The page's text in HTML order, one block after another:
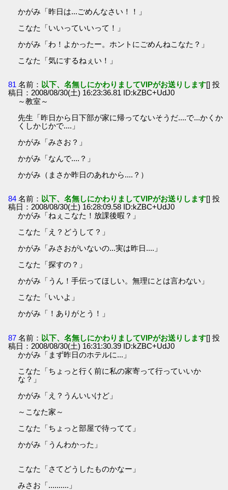
かがみ「昨日は...ごめんなさい！！」
こなた「いいっていいって！」
かがみ「わ！よかったー。ホントにごめんねこなた？」
こなた「気にするねぇい！」
81 名前： 以下、名無しにかわりましてVIPがお送りします[] 投
稿日：2008/08/30(土) 16:23:36.81 ID:kZBC+UdJ0
～教室～
先生「昨日から日下部が家に帰ってないそうだ....で...かくか
くしかじかで....」
かがみ「みさお？」
かがみ「なんで....？」
かがみ（まさか昨日のあれから....？）
84 名前： 以下、名無しにかわりましてVIPがお送りします[] 投
稿日：2008/08/30(土) 16:28:09.58 ID:kZBC+UdJ0
かがみ「ねぇこなた！放課後暇？」
こなた「え？どうして？」
かがみ「みさおがいないの...実は昨日....」
こなた「探すの？」
かがみ「うん！手伝ってほしい。無理にとは言わない」
こなた「いいよ」
かがみ「！ありがとう！」
87 名前： 以下、名無しにかわりましてVIPがお送りします[] 投
稿日：2008/08/30(土) 16:31:30.39 ID:kZBC+UdJ0
かがみ「まず昨日のホテルに...」
こなた「ちょっと行く前に私の家寄って行っていいか
な？」
かがみ「え？うんいいけど」
～こなた家～
こなた「ちょっと部屋で待ってて」
かがみ「うんわかった」
こなた「さてどうしたものかなー」
みさお「..........」